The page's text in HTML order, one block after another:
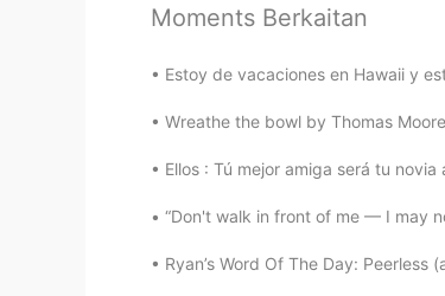
Danae
ES EN
Las personas eran muy
Moments Berkaitan
Estoy de vacaciones en Hawaii y
Wreathe the bowl by Thomas
Ellos : Tú mejor amiga será tu
“Don't walk in front of me — I may
Ryan’s Word Of The Day: Peerless